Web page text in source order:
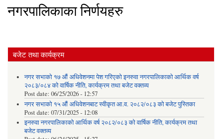
नगरपालिकाका निर्णयहरु
बजेट तथा कार्यक्रम
नगर सभाको १७ औं अधिवेशनमा पेश गरिएको इनरुवा नगरपालिकाको आर्थिक वर्ष
२०८३/०८४ को वार्षिक नीति, कार्यक्रम तथा बजेट वक्तव्य
Post date: 06/25/2026 - 12:57
नगर सभाको १५ औं अधिवेशनबाट स्वीकृत आ.व. २०८२/०८३ को बजेट पुस्तिका
Post date: 07/31/2025 - 12:08
इनरुवा नगरपालिकाको आर्थिक वर्ष २०८२/०८३ को वार्षिक नीति, कार्यक्रम तथा
बजेट वक्तव्य